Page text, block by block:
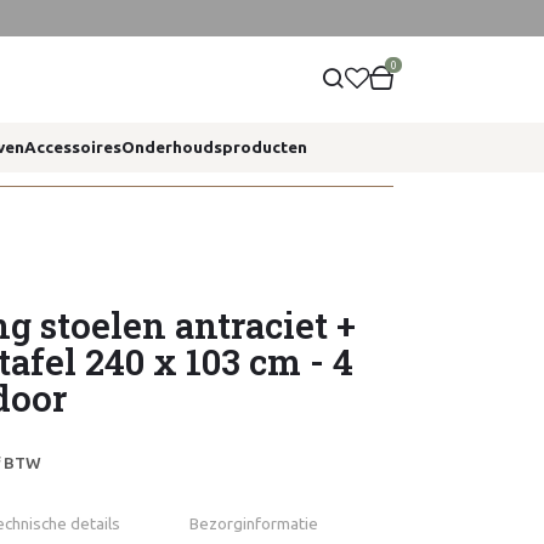
0
AccessoiresOnderhoudsproducten
stoelen antraciet +
240 x 103 cm - 4
details Bezorginformatie